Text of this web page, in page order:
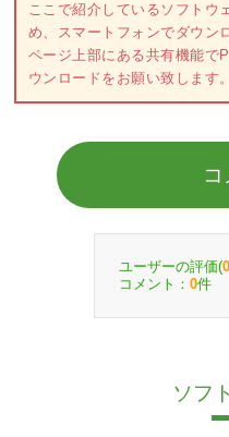
ここで紹介しているソフトウ
め、スマートフォンでダウン
ページ上部にある共有機能で
ウンロードをお願い致します。
コ
ユーザーの評価(0
コメント： 0件
ソフ